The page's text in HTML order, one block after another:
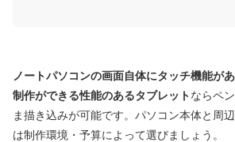
ノートパソコンの画面自体にタッチ機能が
制作ができる性能のあるタブレット ならペ
ま描き込みが可能です。パソコン本体と周
は制作環境・予算によって選びましょう。